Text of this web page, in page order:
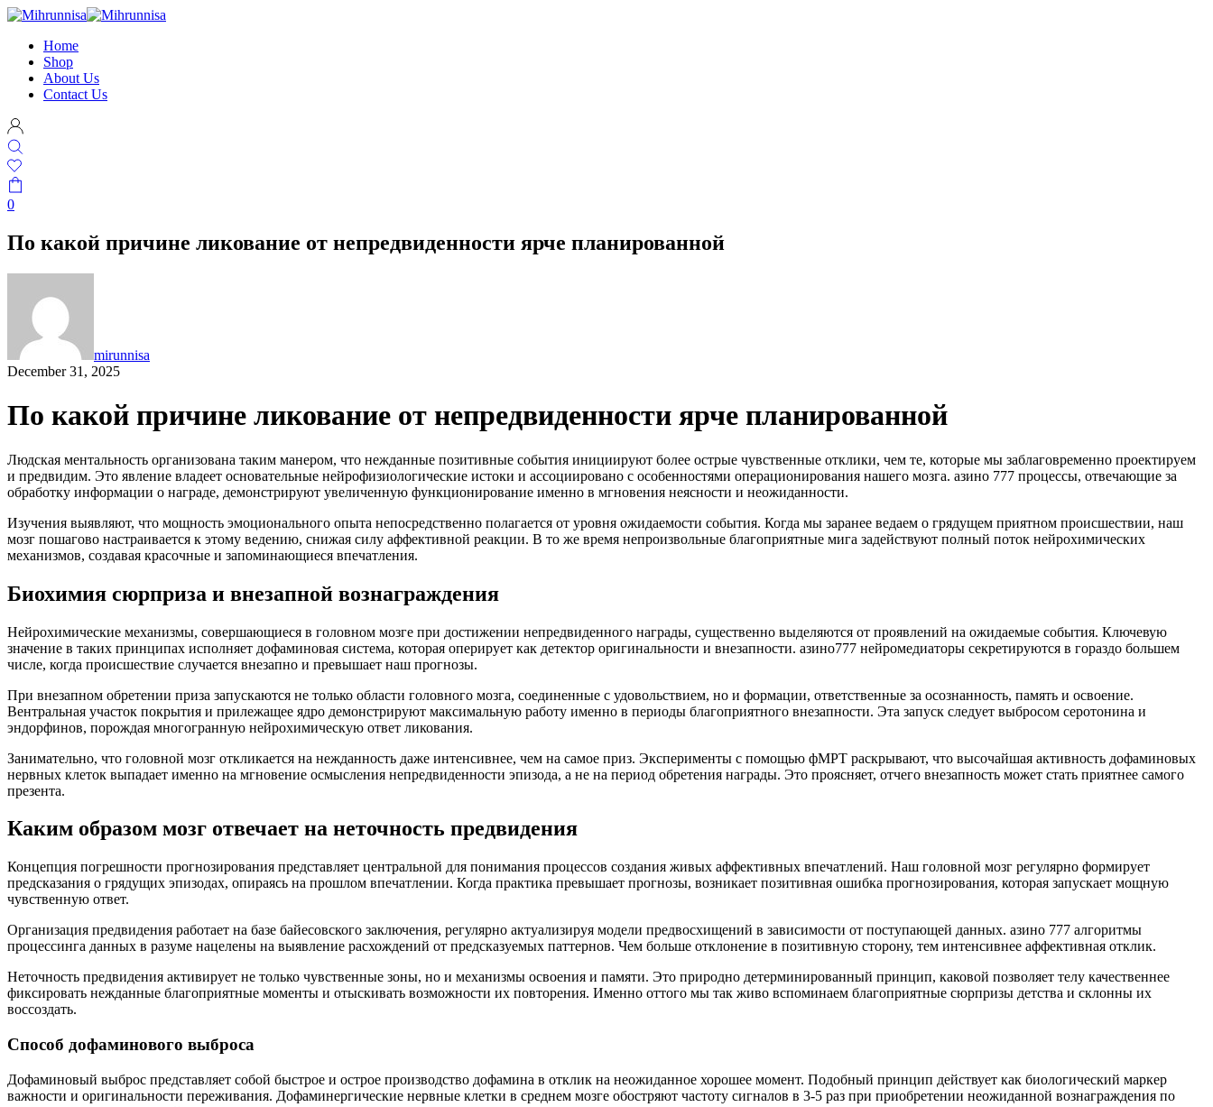
Home
Shop
About Us
Contact Us
0
По какой причине ликование от непредвиденности ярче планированной
mirunnisa
December 31, 2025
По какой причине ликование от непредвиденности ярче планированной
Людская ментальность организована таким манером, что нежданные позитивные события инициируют более острые чувственные отклики, чем те, которые мы заблаговременно проектируем
и предвидим. Это явление владеет основательные нейрофизиологические истоки и ассоциировано с особенностями операционирования нашего мозга. азино 777 процессы, отвечающие за
обработку информации о награде, демонстрируют увеличенную функционирование именно в мгновения неясности и неожиданности.
Изучения выявляют, что мощность эмоционального опыта непосредственно полагается от уровня ожидаемости события. Когда мы заранее ведаем о грядущем приятном происшествии, наш
мозг пошагово настраивается к этому ведению, снижая силу аффективной реакции. В то же время непроизвольные благоприятные мига задействуют полный поток нейрохимических
механизмов, создавая красочные и запоминающиеся впечатления.
Биохимия сюрприза и внезапной вознаграждения
Нейрохимические механизмы, совершающиеся в головном мозге при достижении непредвиденного награды, существенно выделяются от проявлений на ожидаемые события. Ключевую
значение в таких принципах исполняет дофаминовая система, которая оперирует как детектор оригинальности и внезапности. азино777 нейромедиаторы секретируются в гораздо большем
числе, когда происшествие случается внезапно и превышает наш прогнозы.
При внезапном обретении приза запускаются не только области головного мозга, соединенные с удовольствием, но и формации, ответственные за осознанность, память и освоение.
Вентральная участок покрытия и прилежащее ядро демонстрируют максимальную работу именно в периоды благоприятного внезапности. Эта запуск следует выбросом серотонина и
эндорфинов, порождая многогранную нейрохимическую ответ ликования.
Занимательно, что головной мозг откликается на нежданность даже интенсивнее, чем на самое приз. Эксперименты с помощью фМРТ раскрывают, что высочайшая активность дофаминовых
нервных клеток выпадает именно на мгновение осмысления непредвиденности эпизода, а не на период обретения награды. Это проясняет, отчего внезапность может стать приятнее самого
презента.
Каким образом мозг отвечает на неточность предвидения
Концепция погрешности прогнозирования представляет центральной для понимания процессов создания живых аффективных впечатлений. Наш головной мозг регулярно формирует
предсказания о грядущих эпизодах, опираясь на прошлом впечатлении. Когда практика превышает прогнозы, возникает позитивная ошибка прогнозирования, которая запускает мощную
чувственную ответ.
Организация предвидения работает на базе байесовского заключения, регулярно актуализируя модели предвосхищений в зависимости от поступающей данных. азино 777 алгоритмы
процессинга данных в разуме нацелены на выявление расхождений от предсказуемых паттернов. Чем больше отклонение в позитивную сторону, тем интенсивнее аффективная отклик.
Неточность предвидения активирует не только чувственные зоны, но и механизмы освоения и памяти. Это природно детерминированный принцип, каковой позволяет телу качественнее
фиксировать нежданные благоприятные моменты и отыскивать возможности их повторения. Именно оттого мы так живо вспоминаем благоприятные сюрпризы детства и склонны их
воссоздать.
Способ дофаминового выброса
Дофаминовый выброс представляет собой быстрое и острое производство дофамина в отклик на неожиданное хорошее момент. Подобный принцип действует как биологический маркер
важности и оригинальности переживания. Дофаминергические нервные клетки в среднем мозге обостряют частоту сигналов в 3-5 раз при приобретении неожиданной вознаграждения по